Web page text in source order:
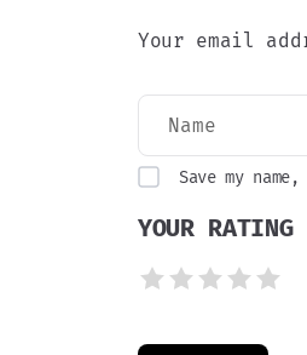
Your email
Save my
YOUR RATING